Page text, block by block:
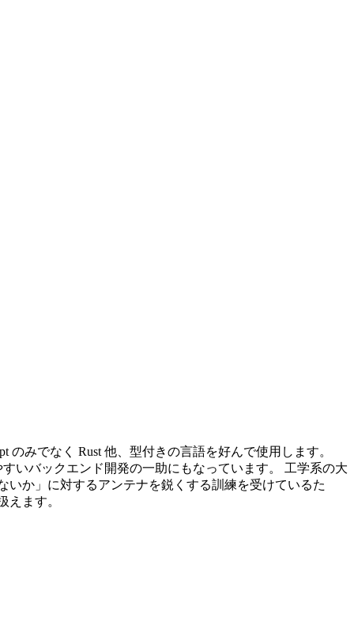
みでなく Rust 他、型付きの言語を好んで使用します。
いバックエンド開発の一助にもなっています。 工学系の大
か」に対するアンテナを鋭くする訓練を受けているた
えます。